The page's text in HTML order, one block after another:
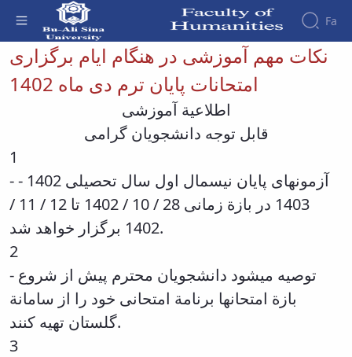
Fa
Faculty
About
of
the
Faculty
Gallery
Contact
Structure
of the
Faculty
Deputy
Dean
Research
Quarterly
Nahj
al-
Balagha
Quarterly
Journal
of
Islamic
Revolution
Iranian
نکات مهم آموزشی در هنگام ایام برگزاری
امتحانات پایان ترم دی ماه 1402 - دانشکده علوم
انسانی
نکات مهم آموزشی در هنگام ایام برگزاری
امتحانات پایان ترم دی ماه 1402
اطلاعیة آموزشی
قابل توجه دانشجویان گرامی
1
- آزمونهای پایان نیسمال اول سال تحصیلی 1402 -
1403 در بازة زمانی 28 / 10 / 1402 تا 12 / 11 /
1402 برگزار خواهد شد.
2
- توصیه میشود دانشجویان محترم پیش از شروع
بازة امتحانها برنامة امتحانی خود را از سامانة
گلستان تهیه کنند.
3